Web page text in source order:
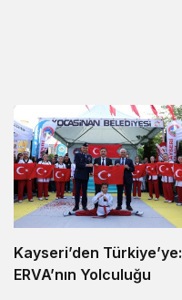
Kayseri’den Türkiye’ye:
ERVA’nın Yolculuğu